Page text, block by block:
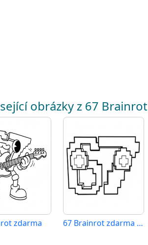
obrázky z 67 Brainrot
zdarma 67 Brainrot zdarma pro děti